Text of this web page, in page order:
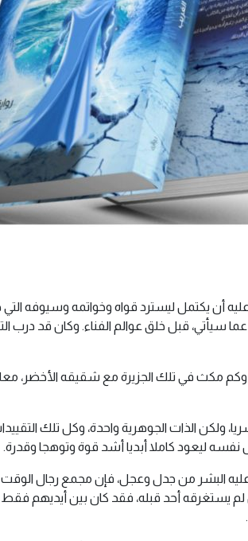
أن يكتمل ليسترد قواه وخواتمه وسيوفه التي
قبل خلق عوالم الفناء. وكان قد درب
مكث في تلك الجزيرة مع شقيقه الأخضر،
ولكن الذات الجوهرية واحدة، وكل تلك
نفسه ليعود كاملا أبديا أشد قوة وتوهجا وقدرة.
عليه البشر من جدل وعجل، فإن مجمع رجال
أحد قبله، فقد كان بين أيديهم فقط